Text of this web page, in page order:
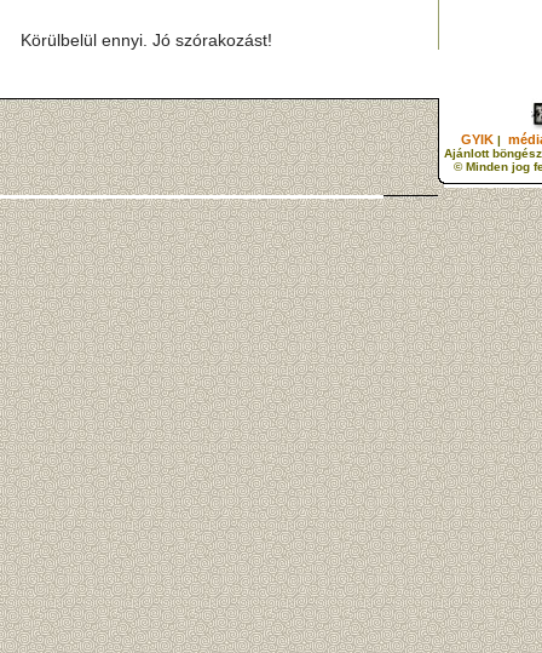
Körülbelül ennyi. Jó szórakozást!
GYIK |
Ajánlott
© Minden jog